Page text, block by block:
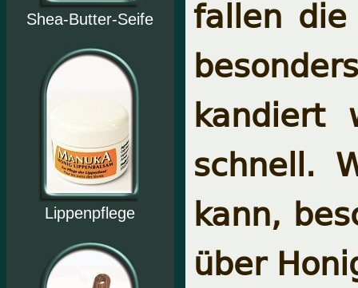
Shea-Butter-Seife
Lippenpflege
fallen
kandiert
schnell.
kann,
über